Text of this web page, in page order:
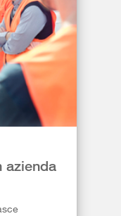
azienda